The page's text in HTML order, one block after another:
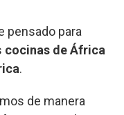
pensado para
cocinas de África
.
de manera